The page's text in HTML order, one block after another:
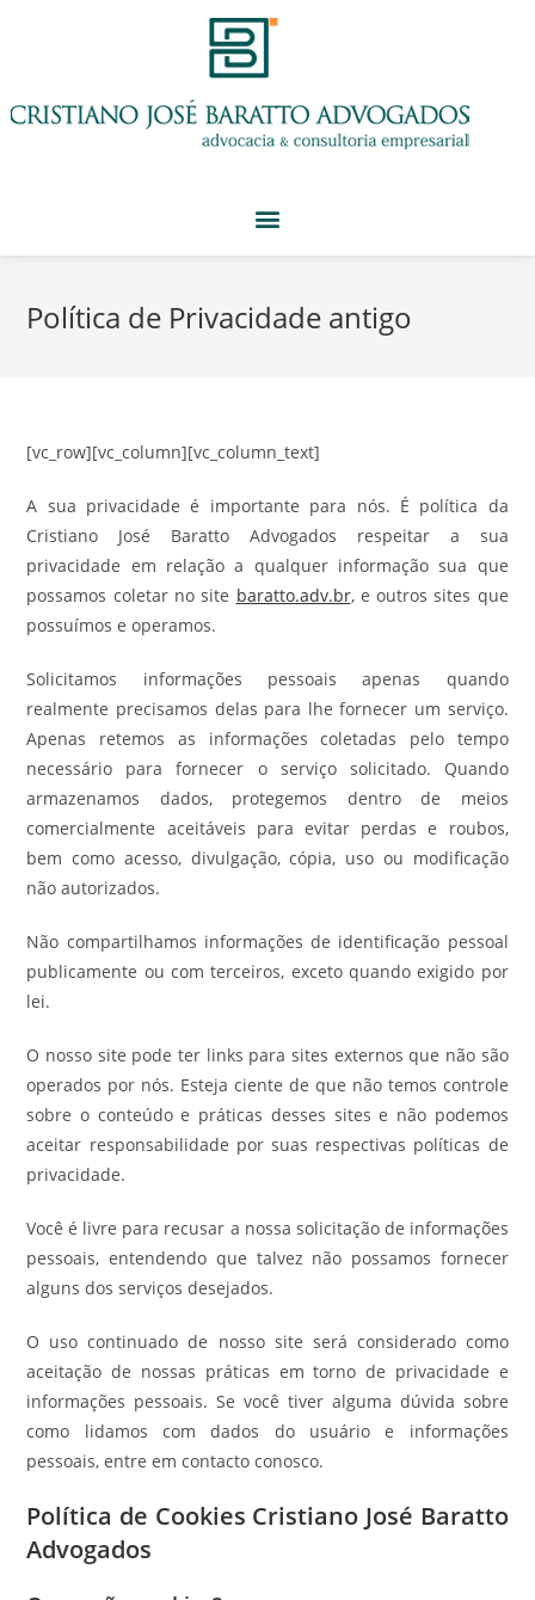
Política de Privacidade antigo
[vc_row][vc_column][vc_column_text]
A sua privacidade é importante para nós. É política da
Cristiano José Baratto Advogados respeitar a sua
privacidade em relação a qualquer informação sua que
possamos coletar no site baratto.adv.br, e outros sites que
possuímos e operamos.
Solicitamos informações pessoais apenas quando
realmente precisamos delas para lhe fornecer um serviço.
Apenas retemos as informações coletadas pelo tempo
necessário para fornecer o serviço solicitado. Quando
armazenamos dados, protegemos dentro de meios
comercialmente aceitáveis para evitar perdas e roubos,
bem como acesso, divulgação, cópia, uso ou modificação
não autorizados.
Não compartilhamos informações de identificação pessoal
publicamente ou com terceiros, exceto quando exigido por
lei.
O nosso site pode ter links para sites externos que não são
operados por nós. Esteja ciente de que não temos controle
sobre o conteúdo e práticas desses sites e não podemos
aceitar responsabilidade por suas respectivas políticas de
privacidade.
Você é livre para recusar a nossa solicitação de informações
pessoais, entendendo que talvez não possamos fornecer
alguns dos serviços desejados.
O uso continuado de nosso site será considerado como
aceitação de nossas práticas em torno de privacidade e
informações pessoais. Se você tiver alguma dúvida sobre
como lidamos com dados do usuário e informações
pessoais, entre em contacto conosco.
Política de Cookies Cristiano José Baratto
Advogados